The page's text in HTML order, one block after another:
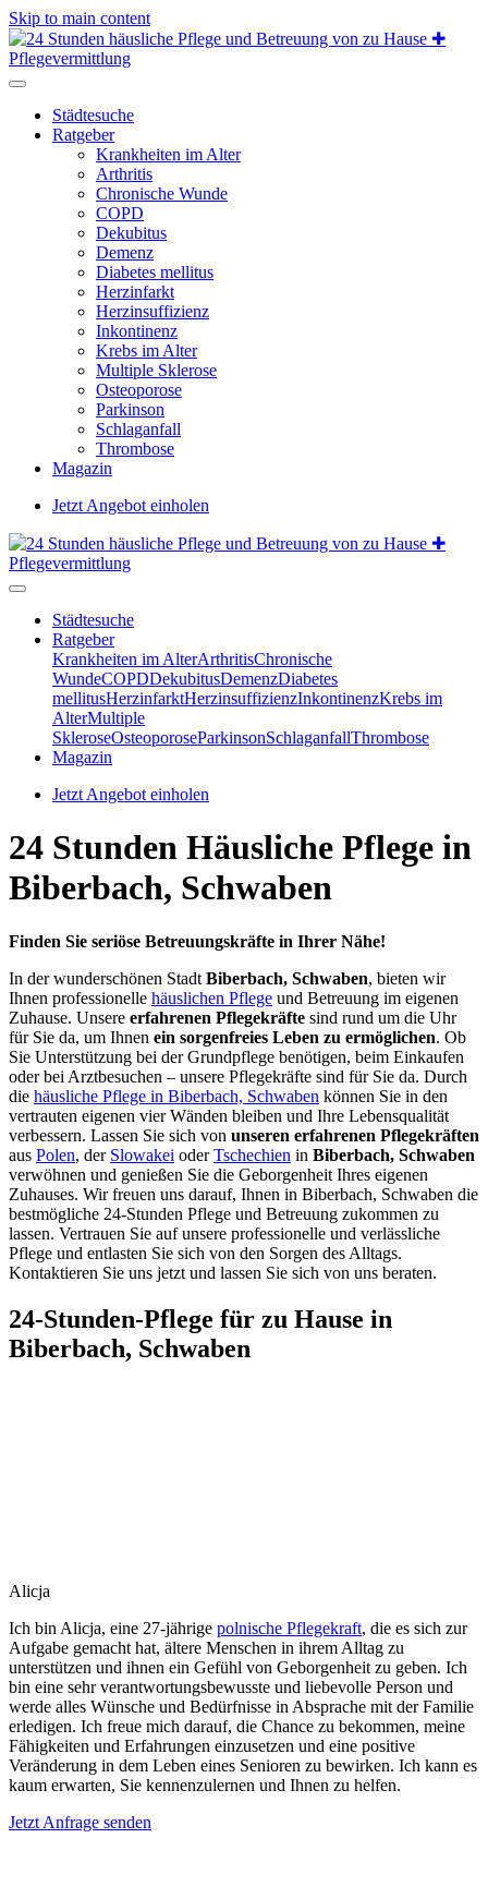
Skip to main content
Städtesuche
Ratgeber
Krankheiten im Alter
Arthritis
Chronische Wunde
COPD
Dekubitus
Demenz
Diabetes mellitus
Herzinfarkt
Herzinsuffizienz
Inkontinenz
Krebs im Alter
Multiple Sklerose
Osteoporose
Parkinson
Schlaganfall
Thrombose
Magazin
Jetzt Angebot einholen
Städtesuche
Ratgeber
Krankheiten im AlterArthritisChronische
WundeCOPDDekubitusDemenzDiabetes
mellitusHerzinfarktHerzinsuffizienzInkontinenzKrebs im
AlterMultiple
SkleroseOsteoporoseParkinsonSchlaganfallThrombose
Magazin
Jetzt Angebot einholen
24 Stunden Häusliche Pflege in
Biberbach, Schwaben
Finden Sie seriöse Betreuungskräfte in Ihrer Nähe!
In der wunderschönen Stadt Biberbach, Schwaben, bieten wir
Ihnen professionelle häuslichen Pflege und Betreuung im eigenen
Zuhause. Unsere erfahrenen Pflegekräfte sind rund um die Uhr
für Sie da, um Ihnen ein sorgenfreies Leben zu ermöglichen. Ob
Sie Unterstützung bei der Grundpflege benötigen, beim Einkaufen
oder bei Arztbesuchen – unsere Pflegekräfte sind für Sie da. Durch
die häusliche Pflege in Biberbach, Schwaben können Sie in den
vertrauten eigenen vier Wänden bleiben und Ihre Lebensqualität
verbessern. Lassen Sie sich von unseren erfahrenen Pflegekräften
aus Polen, der Slowakei oderTschechien in Biberbach, Schwaben
verwöhnen und genießen Sie die Geborgenheit Ihres eigenen
Zuhauses. Wir freuen uns darauf, Ihnen in Biberbach, Schwaben die
bestmögliche 24-Stunden Pflege und Betreuung zukommen zu
lassen. Vertrauen Sie auf unsere professionelle und verlässliche
Pflege und entlasten Sie sich von den Sorgen des Alltags.
Kontaktieren Sie uns jetzt und lassen Sie sich von uns beraten.
24-Stunden-Pflege für zu Hause in
Biberbach, Schwaben
Alicja
Ich bin Alicja, eine 27-jährige polnische Pflegekraft, die es sich zur
Aufgabe gemacht hat, ältere Menschen in ihrem Alltag zu
unterstützen und ihnen ein Gefühl von Geborgenheit zu geben. Ich
bin eine sehr verantwortungsbewusste und liebevolle Person und
werde alles Wünsche und Bedürfnisse in Absprache mit der Familie
erledigen. Ich freue mich darauf, die Chance zu bekommen, meine
Fähigkeiten und Erfahrungen einzusetzen und eine positive
Veränderung in dem Leben eines Senioren zu bewirken. Ich kann es
kaum erwarten, Sie kennenzulernen und Ihnen zu helfen.
Jetzt Anfrage senden